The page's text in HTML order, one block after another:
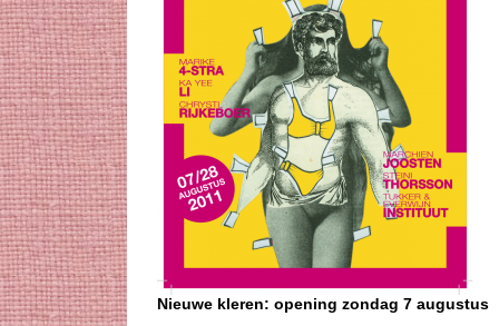
Nieuwe kleren: opening zondag 7 augustus